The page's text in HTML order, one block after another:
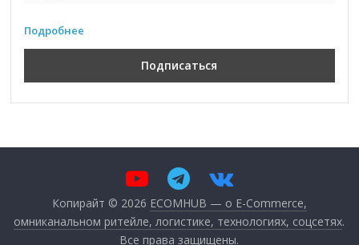
Подробнее
Копирайт © 2026 ECOMHUB — о E-Commerce,
омниканальном ритейле, логистике, технологиях, соцсетях.
Все права защищены.